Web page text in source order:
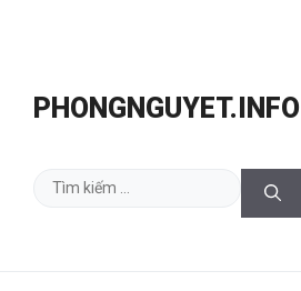
PHONGNGUYET.INFO
Tìm